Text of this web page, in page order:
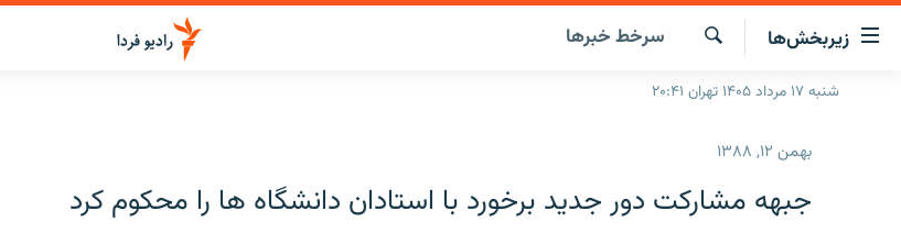
لینک‌های
قابلیت
دسترسی
زیربخش‌ها
صفحه اصلی
جستجو
سرخط‌ خبرها
شنبه ۱۷ مرداد ۱۴۰۵ تهران ۲۰:۴۱
بهمن ۱۲, ۱۳۸۸
جبهه مشارکت دور جديد برخورد با استادان دانشگاه ها را محکوم کرد